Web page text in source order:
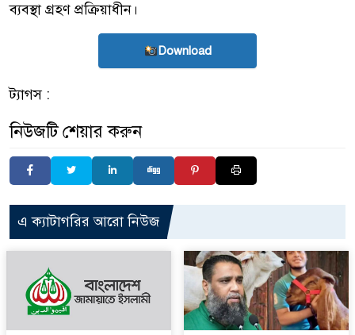
ব্যবস্থা গ্রহণ প্রক্রিয়াধীন।
Download
ট্যাগস :
নিউজটি শেয়ার করুন
এ ক্যাটাগরির আরো নিউজ